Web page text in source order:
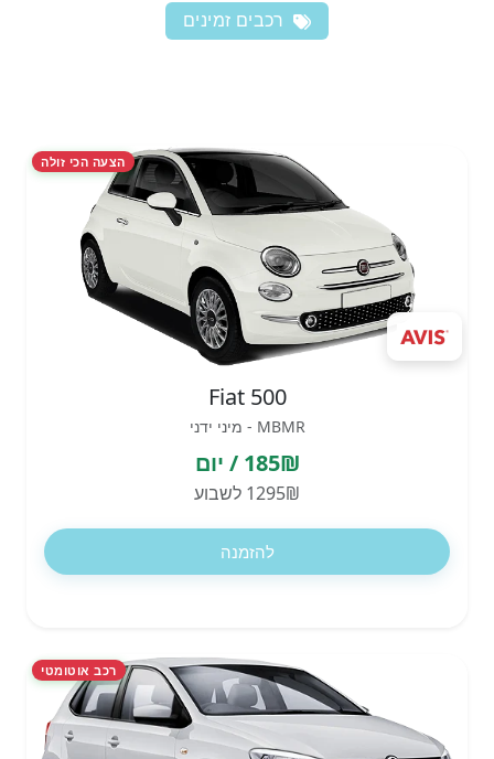
רכבים זמינים
הצעה הכי זולה
Fiat 500
MBMR - מיני ידני
185₪ / יום
1295₪ לשבוע
להזמנה
רכב אוטומטי